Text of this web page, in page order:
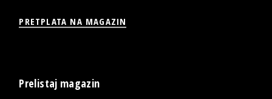
PRETPLATA NA MAGAZIN
Prelistaj magazin